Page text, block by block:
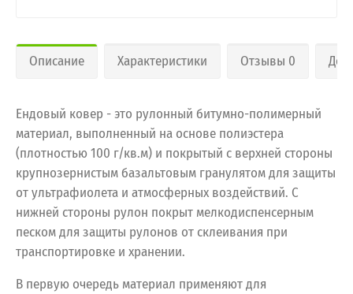
Описание Характеристики Отзывы 0
Ендовый ковер - это рулонный битумно-полимерный
материал, выполненный на основе полиэстера
(плотностью 100 г/кв.м) и покрытый с верхней стороны
крупнозернистым базальтовым гранулятом для защиты
от ультрафиолета и атмосферных воздействий. С
нижней стороны рулон покрыт мелкодиспенсерным
песком для защиты рулонов от склеивания при
транспортировке и хранении.
В первую очередь материал применяют для